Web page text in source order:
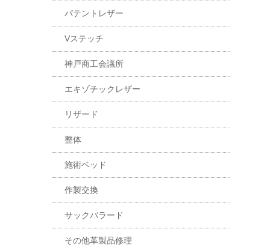
パテントレザー
Vステッチ
神戸商工会議所
エキゾチックレザー
リザード
整体
施術ベッド
作製交換
サックバラード
その他革製品修理